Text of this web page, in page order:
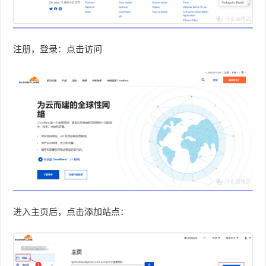
注册，登录：点击访问
进入主页后，点击添加站点：